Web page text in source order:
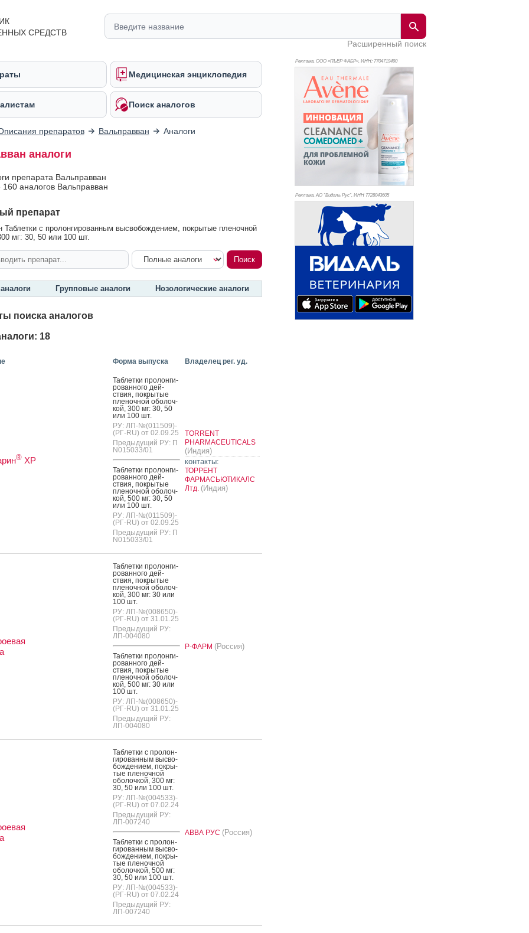
СРЕДСТВ
Расширенный поиск
Медицинская энциклопедия
Поиск аналогов
препаратов Вальправван Аналоги
аналоги
препарата Вальправван
160 аналогов Вальправван
препарат
Таблетки с пролонгированным высвобождением, покрытые пленочной
мг: 30, 50 или 100 шт.
Групповые аналоги Нозологические аналоги
поиска аналогов
18
Форма выпуска Владелец рег. уд.
®ХР
Таб­летки про­лон­ги­
рован­но­го дей­
ствия, пок­ры­тые
пле­ноч­ной обо­лоч­
кой, 300 мг: 30, 50
или 100 шт.
РУ: ЛП-№(011509)-
(РГ-RU) от 02.09.25
Предыдущий РУ: П
N015033/01
Таб­летки про­лон­ги­
рован­но­го дей­
ствия, пок­ры­тые
пле­ноч­ной обо­лоч­
кой, 500 мг: 30, 50
или 100 шт.
РУ: ЛП-№(011509)-
(РГ-RU) от 02.09.25
Предыдущий РУ: П
N015033/01
TORRENT
PHARMACEUTICALS
(Индия)
контакты:
ТОРРЕНТ
ФАРМАСЬЮТИКАЛС
Лтд. (Индия)
Таб­летки про­лон­ги­
рован­но­го дей­
ствия, пок­ры­тые
пле­ноч­ной обо­лоч­
кой, 300 мг: 30 или
100 шт.
РУ: ЛП-№(008650)-
(РГ-RU) от 31.01.25
Предыдущий РУ:
ЛП-004080
Таб­летки про­лон­ги­
рован­но­го дей­
ствия, пок­ры­тые
пле­ноч­ной обо­лоч­
кой, 500 мг: 30 или
100 шт.
РУ: ЛП-№(008650)-
(РГ-RU) от 31.01.25
Предыдущий РУ:
ЛП-004080
Р-ФАРМ (Россия)
Таб­летки с про­лон­
ги­рован­ным выс­во­
бож­де­ни­ем, пок­ры­
тые пле­ноч­ной
обо­лоч­кой, 300 мг:
30, 50 или 100 шт.
РУ: ЛП-№(004533)-
(РГ-RU) от 07.02.24
Предыдущий РУ:
ЛП-007240
Таб­летки с про­лон­
ги­рован­ным выс­во­
бож­де­ни­ем, пок­ры­
тые пле­ноч­ной
обо­лоч­кой, 500 мг:
30, 50 или 100 шт.
РУ: ЛП-№(004533)-
(РГ-RU) от 07.02.24
Предыдущий РУ:
ЛП-007240
АВВА РУС (Россия)
Реклама. ООО «ПЬЕР ФАБР», ИНН: 7704719490
Реклама. АО "Видаль Рус", ИНН 7728043605